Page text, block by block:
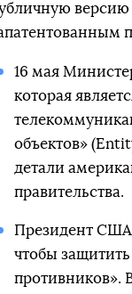
версию
16 мая
которая
объектов»
детали
правительства.
Президент
чтобы
противников».